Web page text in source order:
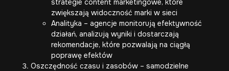
strategie content marketingowe, które
zwiększają widoczność marki w sieci
Analityka – agencje monitorują efektywność
działań, analizują wyniki i dostarczają
rekomendacje, które pozwalają na ciągłą
poprawę efektów
Oszczędność czasu i zasobów – samodzielne